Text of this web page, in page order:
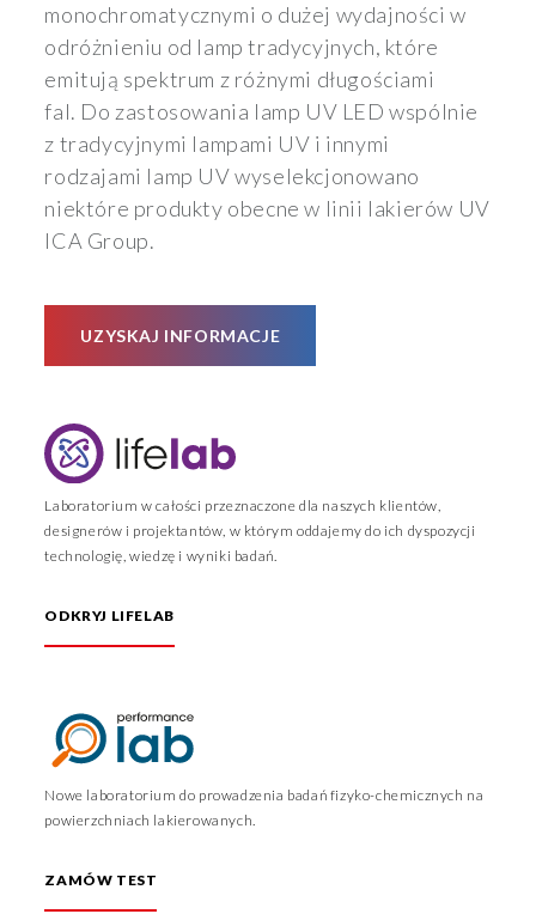
monochromatycznymi o dużej wydajności w
odróżnieniu od lamp tradycyjnych, które
emitują spektrum z różnymi długościami
fal. Do zastosowania lamp UV LED wspólnie
z tradycyjnymi lampami UV i innymi
rodzajami lamp UV wyselekcjonowano
niektóre produkty obecne w linii lakierów UV
ICA Group.
UZYSKAJ INFORMACJE
Laboratorium w całości przeznaczone dla naszych klientów,
designerów i projektantów, w którym oddajemy do ich dyspozycji
technologię, wiedzę i wyniki badań.
ODKRYJ LIFELAB
Nowe laboratorium do prowadzenia badań fizyko-chemicznych na
powierzchniach lakierowanych.
ZAMÓW TEST